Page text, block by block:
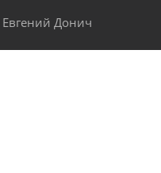
Евгений Донич